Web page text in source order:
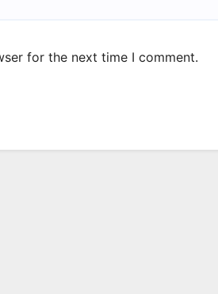
for the next time I comment.